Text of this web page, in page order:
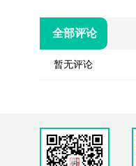
全部评论
暂无评论